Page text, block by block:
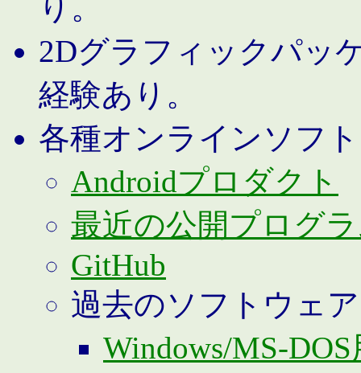
り。
2Dグラフィックパッ
経験あり。
各種オンラインソフ
Androidプロダクト
最近の公開プログ
GitHub
過去のソフトウェア
Windows/MS-DOS